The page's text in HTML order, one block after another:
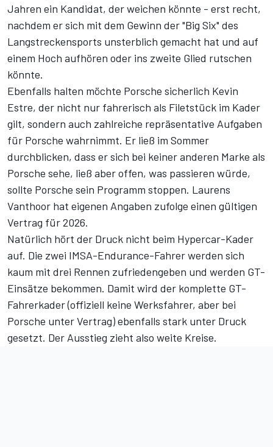
Jahren ein Kandidat, der weichen könnte - erst recht,
nachdem er sich mit dem Gewinn der "Big Six" des
Langstreckensports unsterblich gemacht hat und auf
einem Hoch aufhören oder ins zweite Glied rutschen
könnte.
Ebenfalls halten möchte Porsche sicherlich Kevin
Estre, der nicht nur fahrerisch als Filetstück im Kader
gilt, sondern auch zahlreiche repräsentative Aufgaben
für Porsche wahrnimmt. Er ließ im Sommer
durchblicken, dass er sich bei keiner anderen Marke als
Porsche sehe, ließ aber offen, was passieren würde,
sollte Porsche sein Programm stoppen. Laurens
Vanthoor hat eigenen Angaben zufolge einen gültigen
Vertrag für 2026.
Natürlich hört der Druck nicht beim Hypercar-Kader
auf. Die zwei IMSA-Endurance-Fahrer werden sich
kaum mit drei Rennen zufriedengeben und werden GT-
Einsätze bekommen. Damit wird der komplette GT-
Fahrerkader (offiziell keine Werksfahrer, aber bei
Porsche unter Vertrag) ebenfalls stark unter Druck
gesetzt. Der Ausstieg zieht also weite Kreise.